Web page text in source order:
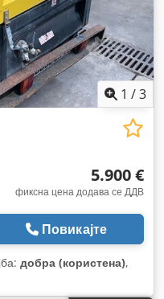
1 /3
5.900 €
фиксна цена додава се ДДВ
Повикајте
добра (користена),